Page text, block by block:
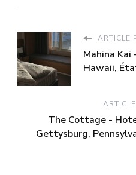
ARTICLE
Mahina
Hawaii,
The Cottage -
Gettysburg,